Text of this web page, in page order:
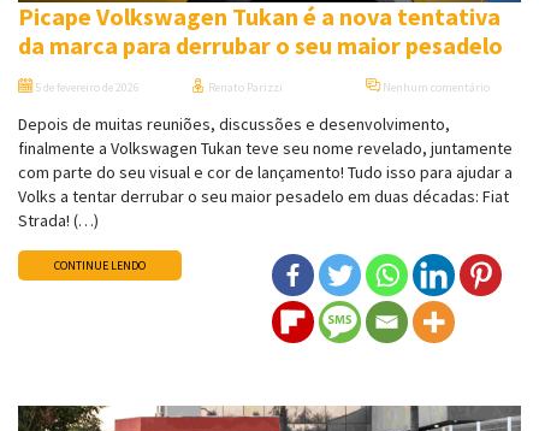
Picape Volkswagen Tukan é a nova tentativa
da marca para derrubar o seu maior pesadelo
5 de fevereiro de 2026 Renato Parizzi Nenhum comentário
Depois de muitas reuniões, discussões e desenvolvimento,
finalmente a Volkswagen Tukan teve seu nome revelado, juntamente
com parte do seu visual e cor de lançamento! Tudo isso para ajudar a
Volks a tentar derrubar o seu maior pesadelo em duas décadas: Fiat
Strada! (…)
CONTINUE LENDO